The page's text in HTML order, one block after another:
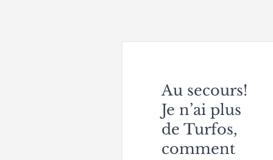
Au secours!
Je n’ai plus
de Turfos,
comment